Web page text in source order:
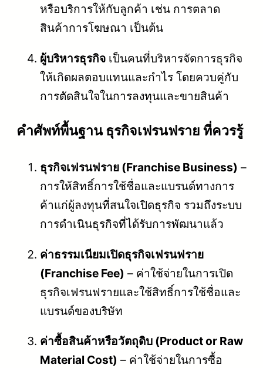
หรือบริการให้กับลูกค้า เช่น การตลาด
สินค้าการโฆษณา เป็นต้น
ผู้บริหารธุรกิจ เป็นคนที่บริหารจัดการธุรกิจ
ให้เกิดผลตอบแทนและกำไร โดยควบคู่กับ
การตัดสินใจในการลงทุนและขายสินค้า
คําศัพท์พื้นฐาน ธุรกิจเฟรนฟราย ที่ควรรู้
ธุรกิจเฟรนฟราย (Franchise Business) –
การให้สิทธิ์การใช้ชื่อและแบรนด์ทางการ
ค้าแก่ผู้ลงทุนที่สนใจเปิดธุรกิจ รวมถึงระบบ
การดำเนินธุรกิจที่ได้รับการพัฒนาแล้ว
ค่าธรรมเนียมเปิดธุรกิจเฟรนฟราย
(Franchise Fee) – ค่าใช้จ่ายในการเปิด
ธุรกิจเฟรนฟรายและใช้สิทธิ์การใช้ชื่อและ
แบรนด์ของบริษัท
ค่าซื้อสินค้าหรือวัตถุดิบ (Product or Raw
Material Cost) – ค่าใช้จ่ายในการซื้อ